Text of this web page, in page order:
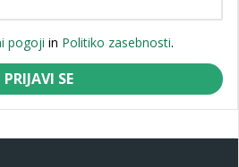
pogoji in Politiko zasebnosti.
PRIJAVI SE